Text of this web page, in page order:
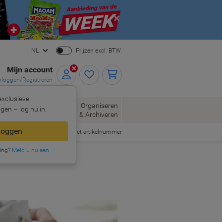
Close
NL Prijzen excl. BTW.
Mijn account
Registreren
– log nu in.
Meld u nu aan
Kantoorartikelen
Organiseren
& Archiveren
Snel bestellen met artikelnummer